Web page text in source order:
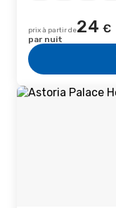
prix à partir de24 €
par nuit